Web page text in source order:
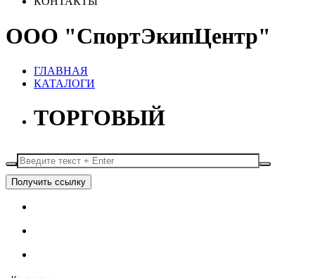
ООО "СпортЭкипЦентр"
ГЛАВНАЯ
КАТАЛОГИ
ТОРГОВЫЙ
Получить ссылку